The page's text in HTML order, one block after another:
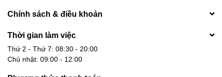
Chính sách & điều khoản
Thời gian làm việc
Thứ 2 - Thứ 7: 08:30 - 20:00
Chủ nhật: 09:00 - 12:00